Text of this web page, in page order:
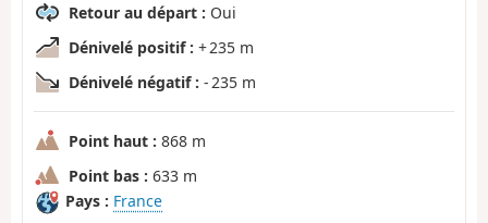
Retour au départ : Oui
Dénivelé positif : + 235 m
Dénivelé négatif : - 235 m
Point haut : 868 m
Point bas : 633 m
Pays : France